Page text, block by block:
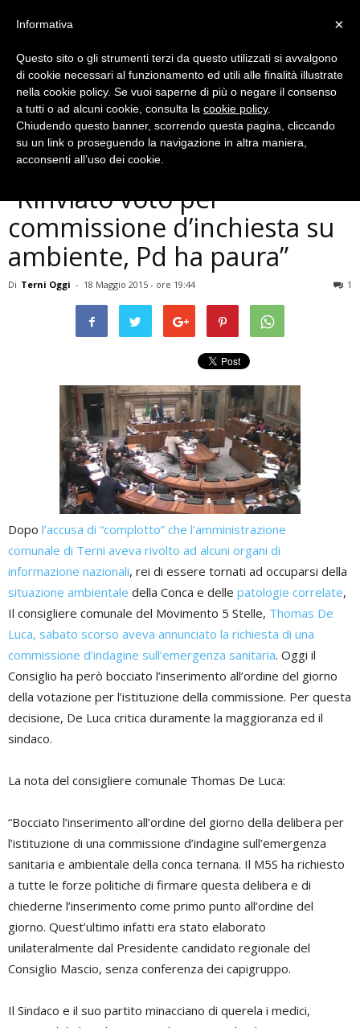
Politica
Terni, De Luca (M5S):
”Rinviato voto per
commissione d’inchiesta su
ambiente, Pd ha paura”
Di Terni Oggi - 18 Maggio 2015 - ore 19:44 1
Dopo l’accusa di “complotto” che l’amministrazione
comunale di Terni aveva rivolto ad alcuni organi di
informazione nazionali, rei di essere tornati ad occuparsi della
situazione ambientale della Conca e delle patologie correlate,
Il consigliere comunale del Movimento 5 Stelle, Thomas De
Luca, sabato scorso aveva annunciato la richiesta di una
commissione d’indagine sull’emergenza sanitaria. Oggi il
Consiglio ha però bocciato l’inserimento all’ordine del giorno
della votazione per l’istituzione della commissione. Per questa
decisione, De Luca critica duramente la maggioranza ed il
sindaco.
La nota del consigliere comunale Thomas De Luca:
“Bocciato l’inserimento all’ordine del giorno della delibera per
l’istituzione di una commissione d’indagine sull’emergenza
sanitaria e ambientale della conca ternana. Il M5S ha richiesto
a tutte le forze politiche di firmare questa delibera e di
chiederne l’inserimento come primo punto all’ordine del
giorno. Quest’ultimo infatti era stato elaborato
unilateralmente dal Presidente candidato regionale del
Consiglio Mascio, senza conferenza dei capigruppo.
Il Sindaco e il suo partito minacciano di querela i medici,
×
Informativa
Questo sito o gli strumenti terzi da questo utilizzati si avvalgono
di cookie necessari al funzionamento ed utili alle finalità illustrate
nella cookie policy. Se vuoi saperne di più o negare il consenso
a tutti o ad alcuni cookie, consulta la cookie policy.
Chiudendo questo banner, scorrendo questa pagina, cliccando
su un link o proseguendo la navigazione in altra maniera,
acconsenti all’uso dei cookie.